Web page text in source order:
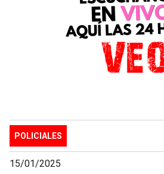
POLICIALES
15/01/2025